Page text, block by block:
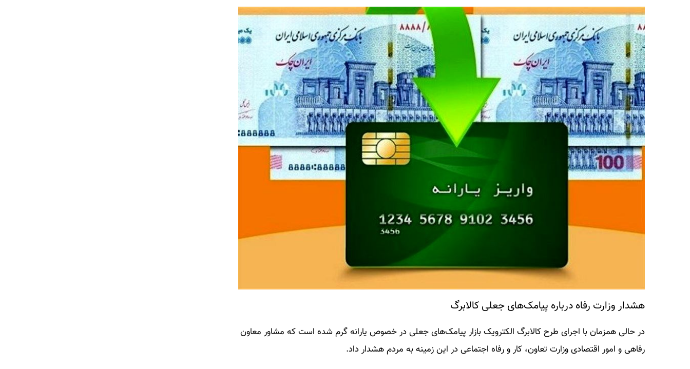
هشدار وزارت رفاه درباره پیامک‌های جعلی کالابرگ
در حالی همزمان با اجرای طرح کالابرگ الکترویک بازار پیامک‌های جعلی در خصوص یارانه گرم شده است که مشاور معاون
رفاهی و امور اقتصادی وزارت تعاون، کار و رفاه اجتماعی در این زمینه به مردم هشدار داد.